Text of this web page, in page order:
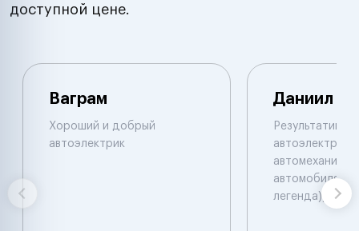
доступной цене.
Ваграм
Хороший и добрый
автоэлектрик
Даниил
автоэлектрик и
автомеханик
автомобилям.
легенда))